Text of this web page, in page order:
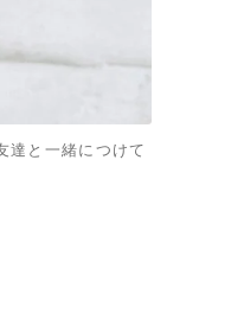
達と一緒につけて